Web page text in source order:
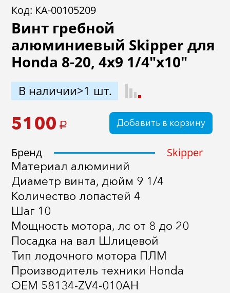
Код: КА-00105209
Винт гребной
алюминиевый Skipper для
Honda 8-20, 4x9 1/4"x10"
В наличии>1 шт.
5100 a Добавить в корзину
Бренд Skipper
Материал алюминий
Диаметр винта, дюйм 9 1/4
Количество лопастей 4
Шаг 10
Мощность мотора, лс от 8 до 20
Посадка на вал Шлицевой
Тип лодочного мотора ПЛМ
Производитель техники Honda
OEM 58134-ZV4-010AH